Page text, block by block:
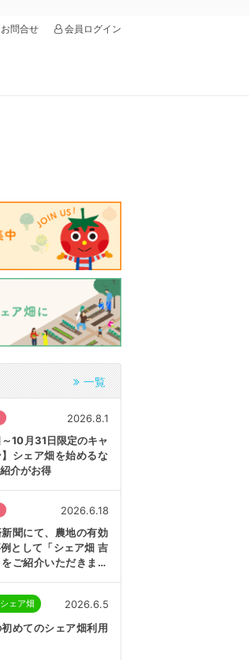
問合せ 会員ログイン
一覧
2026.8.1
～10月31日限定のキャ
シェア畑を始めるな
介がお得
2026.6.18
聞にて、農地の有効
として「シェア畑 吉
ご紹介いただきまし
ェア畑 2026.6.5
めてのシェア畑利用